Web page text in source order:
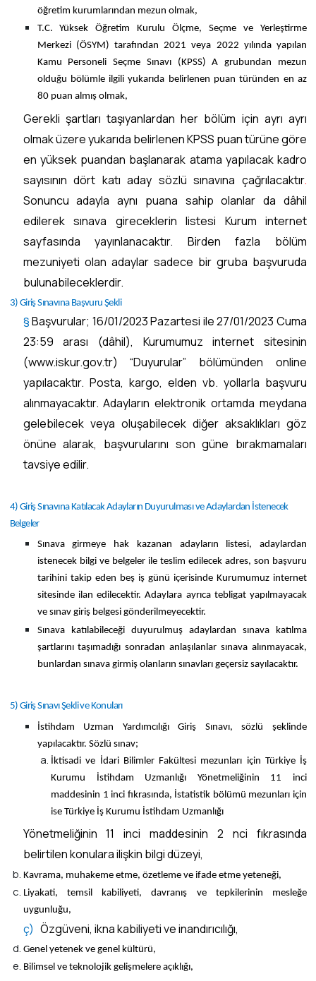
öğretim kurumlarından mezun olmak,
T.C. Yüksek Öğretim Kurulu Ölçme, Seçme ve Yerleştirme
Merkezi (ÖSYM) tarafından 2021 veya 2022 yılında yapılan
Kamu Personeli Seçme Sınavı (KPSS) A grubundan mezun
olduğu bölümle ilgili yukarıda belirlenen puan türünden en az
80 puan almış olmak,
Gerekli şartları taşıyanlardan her bölüm için ayrı ayrı
olmak üzere yukarıda belirlenen KPSS puan türüne göre
en yüksek puandan başlanarak atama yapılacak kadro
sayısının dört katı aday sözlü sınavına çağrılacaktır.
Sonuncu adayla aynı puana sahip olanlar da dâhil
edilerek sınava gireceklerin listesi Kurum internet
sayfasında yayınlanacaktır. Birden fazla bölüm
mezuniyeti olan adaylar sadece bir gruba başvuruda
bulunabileceklerdir.
3) Giriş Sınavına Başvuru Şekli
§Başvurular; 16/01/2023 Pazartesi ile 27/01/2023 Cuma
23:59 arası (dâhil), Kurumumuz internet sitesinin
(www.iskur.gov.tr) “Duyurular” bölümünden online
yapılacaktır. Posta, kargo, elden vb. yollarla başvuru
alınmayacaktır. Adayların elektronik ortamda meydana
gelebilecek veya oluşabilecek diğer aksaklıkları göz
önüne alarak, başvurularını son güne bırakmamaları
tavsiye edilir.
4) Giriş Sınavına Katılacak Adayların Duyurulması ve Adaylardan İstenecek
Belgeler
Sınava girmeye hak kazanan adayların listesi, adaylardan
istenecek bilgi ve belgeler ile teslim edilecek adres, son başvuru
tarihini takip eden beş iş günü içerisinde Kurumumuz internet
sitesinde ilan edilecektir. Adaylara ayrıca tebligat yapılmayacak
ve sınav giriş belgesi gönderilmeyecektir.
Sınava katılabileceği duyurulmuş adaylardan sınava katılma
şartlarını taşımadığı sonradan anlaşılanlar sınava alınmayacak,
bunlardan sınava girmiş olanların sınavları geçersiz sayılacaktır.
5) Giriş Sınavı Şekli ve Konuları
İstihdam Uzman Yardımcılığı Giriş Sınavı, sözlü şeklinde
yapılacaktır. Sözlü sınav;
İktisadi ve İdari Bilimler Fakültesi mezunları için Türkiye İş
Kurumu İstihdam Uzmanlığı Yönetmeliğinin 11 inci
maddesinin 1 inci fıkrasında, İstatistik bölümü mezunları için
ise Türkiye İş Kurumu İstihdam Uzmanlığı
Yönetmeliğinin 11 inci maddesinin 2 nci fıkrasında
belirtilen konulara ilişkin bilgi düzeyi,
Kavrama, muhakeme etme, özetleme ve ifade etme yeteneği,
Liyakati, temsil kabiliyeti, davranış ve tepkilerinin mesleğe
uygunluğu,
ç) Özgüveni, ikna kabiliyeti ve inandırıcılığı,
Genel yetenek ve genel kültürü,
Bilimsel ve teknolojik gelişmelere açıklığı,